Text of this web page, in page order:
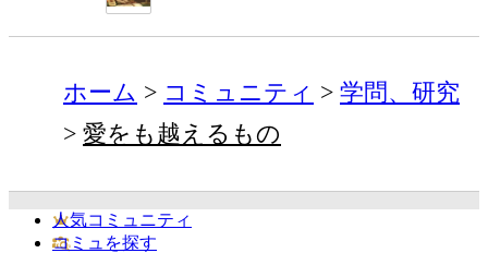
ホーム コミュニティ
学問、研究
愛をも越えるもの
人気コミュニティ
コミュを探す